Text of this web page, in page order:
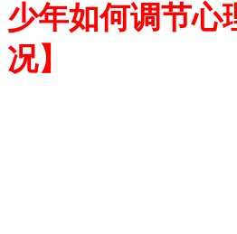
少年如何调节心
况】